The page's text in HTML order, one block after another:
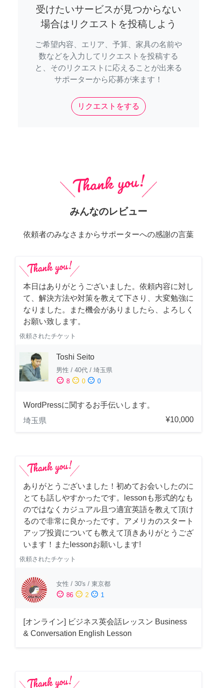
受けたいサービスが見つからない
場合はリクエストを投稿しよう
ご希望内容、エリア、予算、家具の名前や
数などを入力してリクエストを投稿する
と、そのリクエストに応えることが出来る
サポーターから応募が来ます！
リクエストをする
みんなのレビュー
依頼者のみなさまからサポーターへの感謝の言葉
本日はありがとうございました。依頼内容に対し
て、解決方法や対策を教えて下さり、大変勉強に
なりました。また機会がありましたら、よろしく
お願い致します。
依頼されたチケット
Toshi Seito
男性 / 40代 / 埼玉県
sentiment_satisfied 8 sentiment_neutral 0 sentiment_dissatisfied 0
WordPressに関するお手伝いします。
埼玉県
¥10,000
ありがとうございました！初めてお会いしたのに
とても話しやすかったです。lessonも形式的なも
のではなくカジュアル且つ適宜英語を教えて頂け
るので非常に良かったです。アメリカのスタート
アップ投資についても教えて頂きありがとうござ
います！またlessonお願いします!
依頼されたチケット
女性 / 30's / 東京都
sentiment_satisfied 86 sentiment_neutral 2 sentiment_dissatisfied 1
[オンライン] ビジネス英会話レッスン Business
& Conversation English Lesson